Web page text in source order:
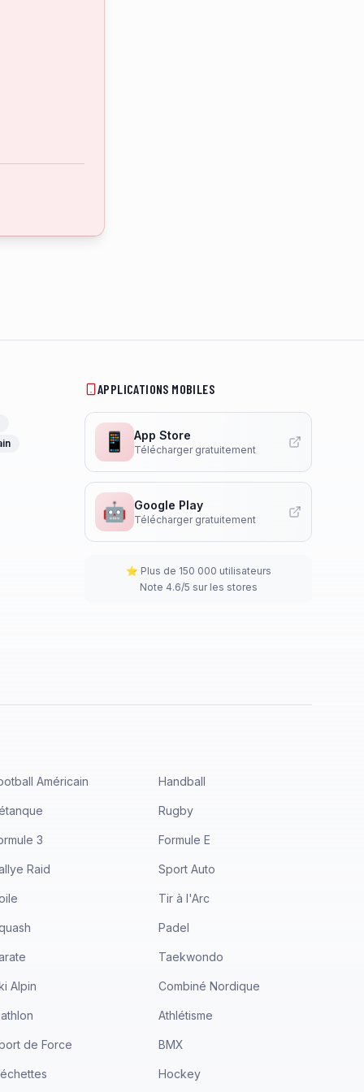
APPLICATIONS MOBILES
📱 App Store
Télécharger gratuitement
🤖 Google Play
Télécharger gratuitement
⭐ Plus de 150 000 utilisateurs
Note 4.6/5 sur les stores
Américain Handball
Rugby
3 Formule E
Raid Sport Auto
Tir à l'Arc
Padel
Taekwondo
Alpin Combiné Nordique
Athlétisme
de Force BMX
Hockey